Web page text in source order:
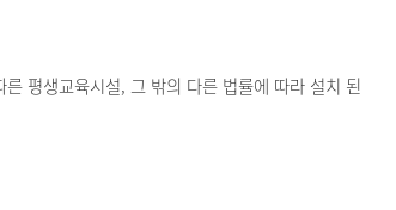
평생교육시설, 그 밖의 다른 법률에 따라 설치 된